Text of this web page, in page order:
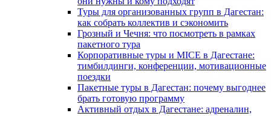
Туры для организованных групп в Дагестан:
как собрать коллектив и сэкономить
Грозный и Чечня: что посмотреть в рамках
пакетного тура
Корпоративные туры и MICE в Дагестане:
тимбилдинги, конференции, мотивационные
поездки
Пакетные туры в Дагестан: почему выгоднее
брать готовую программу
Активный отдых в Дагестане: адреналин,